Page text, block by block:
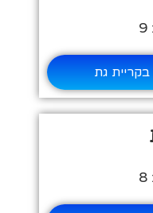
בקריית גת